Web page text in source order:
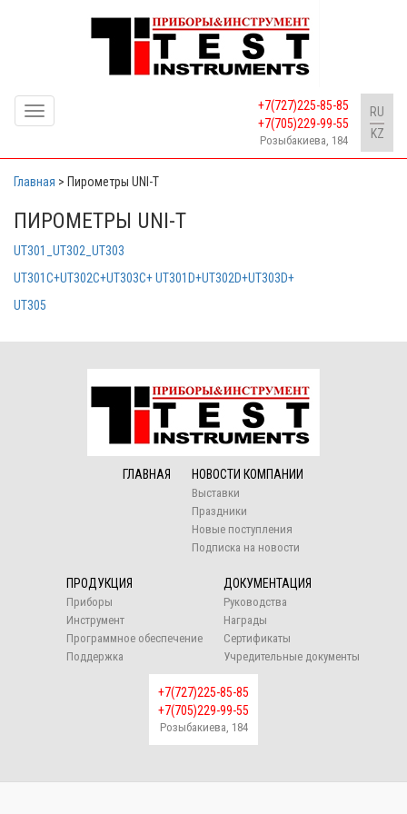
Toggle
+7(727)225-85-85
+7(705)229-99-55
Розыбакиева, 184
RU
KZ
Главная > Пирометры UNI-T
ПИРОМЕТРЫ UNI-T
UT301_UT302_UT303
UT301C+UT302C+UT303C+ UT301D+UT302D+UT303D+
UT305
ГЛАВНАЯ НОВОСТИ КОМПАНИИ
Выставки
Праздники
Новые поступления
Подписка на новости
ПРОДУКЦИЯ
Приборы
Инструмент
Программное обеспечение
Поддержка
ДОКУМЕНТАЦИЯ
Руководства
Награды
Сертификаты
Учредительные документы
+7(727)225-85-85
+7(705)229-99-55
Розыбакиева, 184